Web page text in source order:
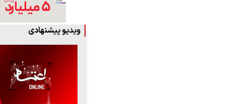
ویدیو پیشنهادی